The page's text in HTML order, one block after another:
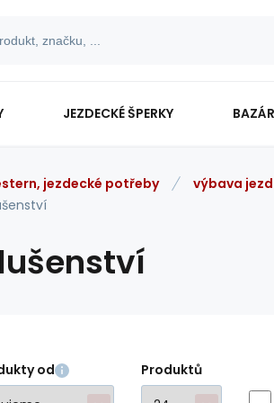
JEZDECKÉ ŠPERKY
jezdecké potřeby
výbava
od Produktů